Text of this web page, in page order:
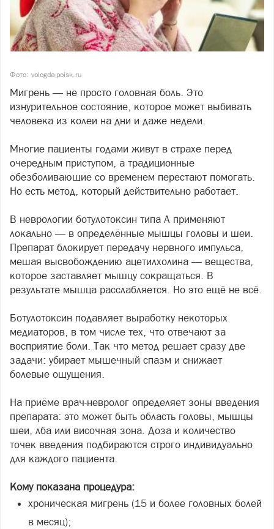
Фото: vologda-poisk.ru
Мигрень — не просто головная боль. Это
изнурительное состояние, которое может выбивать
человека из колеи на дни и даже недели.
Многие пациенты годами живут в страхе перед
очередным приступом, а традиционные
обезболивающие со временем перестают помогать.
Но есть метод, который действительно работает.
В неврологии ботулотоксин типа А применяют
локально — в определённые мышцы головы и шеи.
Препарат блокирует передачу нервного импульса,
мешая высвобождению ацетилхолина — вещества,
которое заставляет мышцу сокращаться. В
результате мышца расслабляется. Но это ещё не всё.
Ботулотоксин подавляет выработку некоторых
медиаторов, в том числе тех, что отвечают за
восприятие боли. Так что метод решает сразу две
задачи: убирает мышечный спазм и снижает
болевые ощущения.
На приёме врач-невролог определяет зоны введения
препарата: это может быть область головы, мышцы
шеи, лба или височная зона. Доза и количество
точек введения подбираются строго индивидуально
для каждого пациента.
Кому показана процедура:
хроническая мигрень (15 и более головных болей
в месяц);